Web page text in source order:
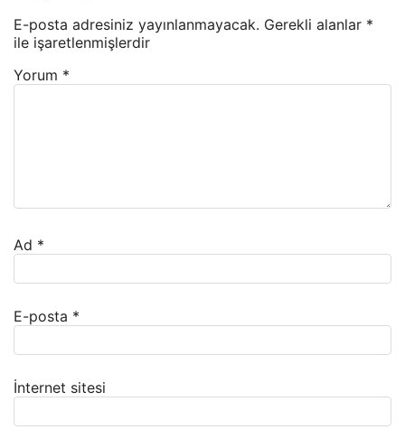
E-posta adresiniz yayınlanmayacak. Gerekli alanlar *
ile işaretlenmişlerdir
Yorum *
Ad *
E-posta *
İnternet sitesi